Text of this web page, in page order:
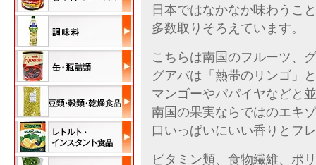
日本ではなかなか味わうこ
多数取りそろえています。
こちらは南国のフルーツ、
グアバは「熱帯のリンゴ」
マンゴーやパパイヤなどと
南国の果実ならではのエキ
口いっぱいにいい香りとフ
ビタミン類、食物繊維、ポ